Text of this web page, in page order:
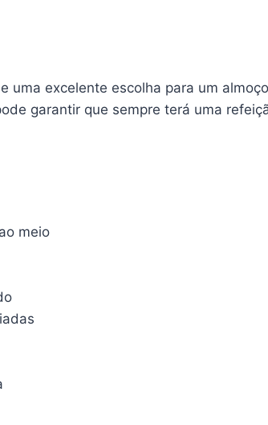
uma excelente escolha para um
garantir que sempre terá uma
meio